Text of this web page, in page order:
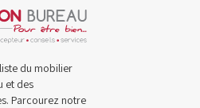
du mobilier
et des
Parcourez notre